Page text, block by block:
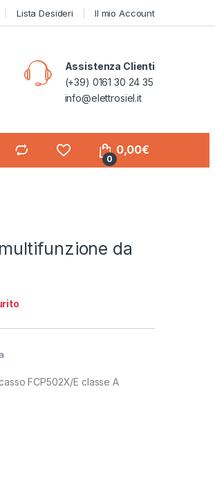
Lista Desideri Il mio Account
Assistenza Clienti
(+39) 0161 30 24 35
info@elettrosiel.it
0
0,00€
da
FCP502X/E classe A